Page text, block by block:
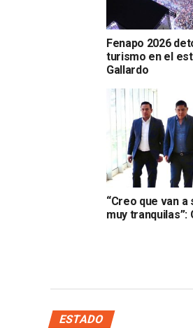
Fenapo 2026
turismo en el
Gallardo
“Creo que van
muy tranquilas”:
ESTADO